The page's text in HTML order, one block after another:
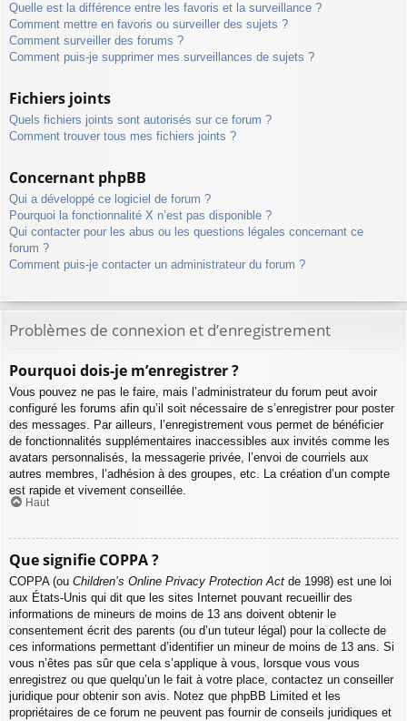
Quelle est la différence entre les favoris et la surveillance ?
Comment mettre en favoris ou surveiller des sujets ?
Comment surveiller des forums ?
Comment puis-je supprimer mes surveillances de sujets ?
Fichiers joints
Quels fichiers joints sont autorisés sur ce forum ?
Comment trouver tous mes fichiers joints ?
Concernant phpBB
Qui a développé ce logiciel de forum ?
Pourquoi la fonctionnalité X n’est pas disponible ?
Qui contacter pour les abus ou les questions légales concernant ce
forum ?
Comment puis-je contacter un administrateur du forum ?
Problèmes de connexion et d’enregistrement
Pourquoi dois-je m’enregistrer ?
Vous pouvez ne pas le faire, mais l’administrateur du forum peut avoir
configuré les forums afin qu’il soit nécessaire de s’enregistrer pour poster
des messages. Par ailleurs, l’enregistrement vous permet de bénéficier
de fonctionnalités supplémentaires inaccessibles aux invités comme les
avatars personnalisés, la messagerie privée, l’envoi de courriels aux
autres membres, l’adhésion à des groupes, etc. La création d’un compte
est rapide et vivement conseillée.
Haut
Que signifie COPPA ?
COPPA (ou Children’s Online Privacy Protection Act de 1998) est une loi
aux États-Unis qui dit que les sites Internet pouvant recueillir des
informations de mineurs de moins de 13 ans doivent obtenir le
consentement écrit des parents (ou d’un tuteur légal) pour la collecte de
ces informations permettant d’identifier un mineur de moins de 13 ans. Si
vous n’êtes pas sûr que cela s’applique à vous, lorsque vous vous
enregistrez ou que quelqu’un le fait à votre place, contactez un conseiller
juridique pour obtenir son avis. Notez que phpBB Limited et les
propriétaires de ce forum ne peuvent pas fournir de conseils juridiques et